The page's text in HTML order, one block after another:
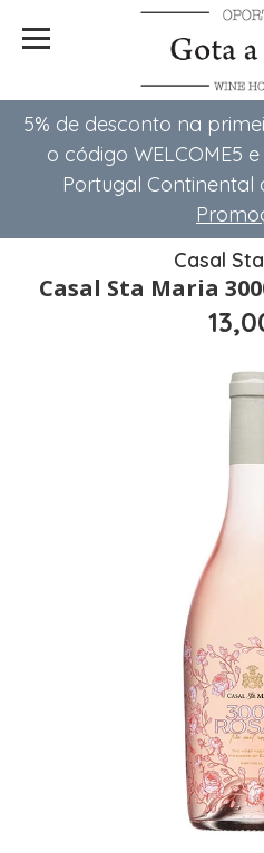
5% de desconto na
o código WELCOME5
Portugal
Casal
Casal Sta Maria